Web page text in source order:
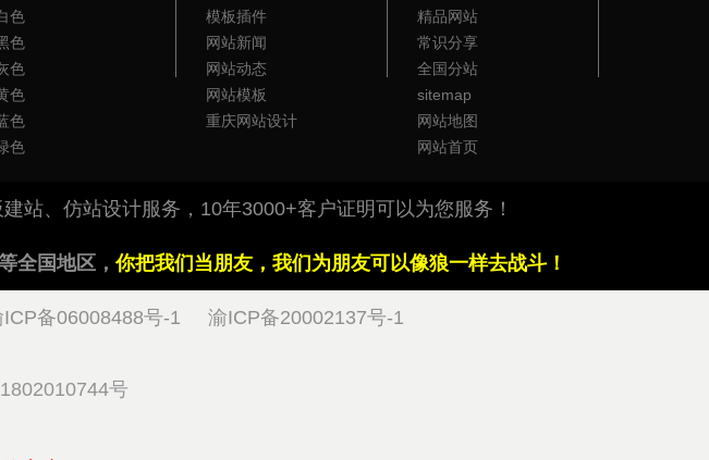
色
色
色
色
色
色
模板插件
网站新闻
网站动态
网站模板
重庆网站设计
精品网站
常识分享
全国分站
sitemap
网站地图
网站首页
站、仿站设计服务，10年3000+客户证明可以为您服务！
ICP备06008488号-1 渝ICP备20002137号-1
号
全国地区，你把我们当朋友，我们为朋友可以像狼一样去战斗！